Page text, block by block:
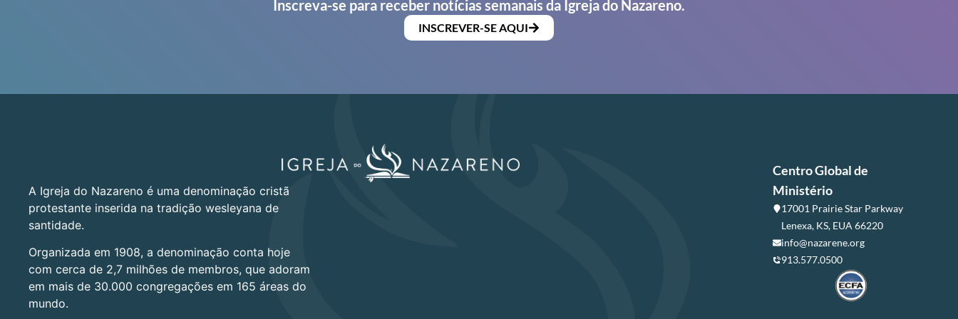
Inscreva-se para receber notícias semanais da Igreja do Nazareno.
INSCREVER-SE AQUI
A Igreja do Nazareno é uma denominação cristã
protestante inserida na tradição wesleyana de
santidade.
Organizada em 1908, a denominação conta hoje
com cerca de 2,7 milhões de membros, que adoram
em mais de 30.000 congregações em 165 áreas do
mundo.
Centro Global de
Ministério
17001 Prairie Star Parkway
Lenexa, KS, EUA 66220
info@nazarene.org
913.577.0500